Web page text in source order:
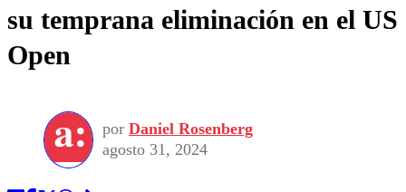
su temprana eliminación en el US
Open
por Daniel Rosenberg
agosto 31, 2024